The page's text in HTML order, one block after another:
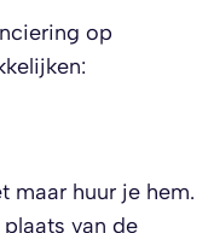
op
maar huur je hem.
van de